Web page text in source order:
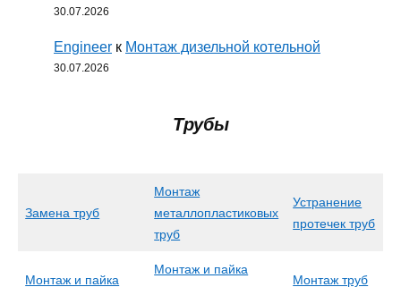
30.07.2026
Engineer к Монтаж дизельной котельной
30.07.2026
Трубы
Замена труб
Монтаж
металлопластиковых
труб
Устранение
протечек труб
Монтаж и пайка
Монтаж и пайка
Монтаж труб